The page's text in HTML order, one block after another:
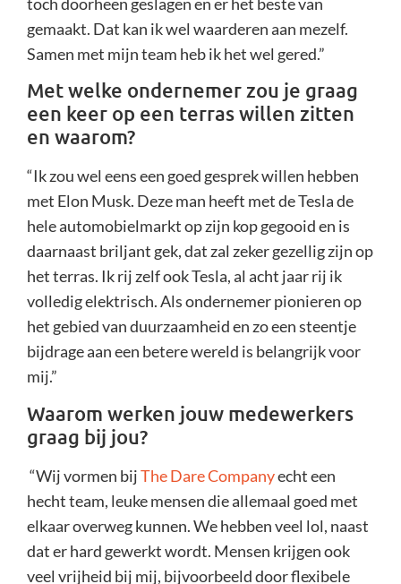
gemaakt. Dat kan ik wel waarderen aan mezelf.
Samen met mijn team heb ik het wel gered.”
Met welke ondernemer zou je graag
een keer op een terras willen zitten
en waarom?
“Ik zou wel eens een goed gesprek willen hebben
met Elon Musk. Deze man heeft met de Tesla de
hele automobielmarkt op zijn kop gegooid en is
daarnaast briljant gek, dat zal zeker gezellig zijn op
het terras. Ik rij zelf ook Tesla, al acht jaar rij ik
volledig elektrisch. Als ondernemer pionieren op
het gebied van duurzaamheid en zo een steentje
bijdrage aan een betere wereld is belangrijk voor
mij.”
Waarom werken jouw medewerkers
graag bij jou?
“Wij vormen bijThe Dare Companyecht een
hecht team, leuke mensen die allemaal goed met
elkaar overweg kunnen. We hebben veel lol, naast
dat er hard gewerkt wordt. Mensen krijgen ook
veel vrijheid bij mij, bijvoorbeeld door flexibele